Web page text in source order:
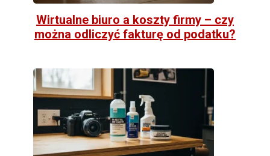
Wirtualne biuro a koszty firmy – czy
można odliczyć fakturę od podatku?